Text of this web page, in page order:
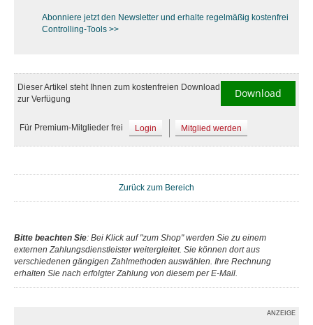
Abonniere jetzt den Newsletter und erhalte regelmäßig kostenfrei
Controlling-Tools >>
Dieser Artikel steht Ihnen zum kostenfreien Download
zur Verfügung
Download
Für Premium-Mitglieder frei Login Mitglied werden
Zurück zum Bereich
Bitte beachten Sie: Bei Klick auf "zum Shop" werden Sie zu einem
externen Zahlungsdienstleister weitergleitet. Sie können dort aus
verschiedenen gängigen Zahlmethoden auswählen. Ihre Rechnung
erhalten Sie nach erfolgter Zahlung von diesem per E-Mail.
ANZEIGE